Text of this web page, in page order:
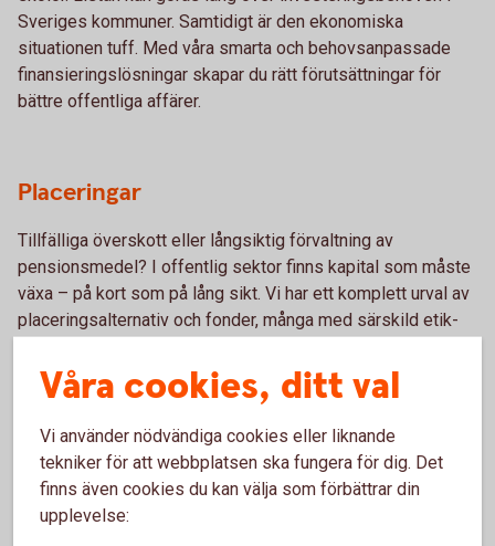
Sveriges kommuner. Samtidigt är den ekonomiska
situationen tuff. Med våra smarta och behovsanpassade
finansieringslösningar skapar du rätt förutsättningar för
bättre offentliga affärer.
Placeringar
Tillfälliga överskott eller långsiktig förvaltning av
pensionsmedel? I offentlig sektor finns kapital som måste
växa – på kort som på lång sikt. Vi har ett komplett urval av
placeringsalternativ och fonder, många med särskild etik-
Betalningar
Lönsamt, effektivt och tryggt. Det finns mycket att tjäna
(både tid och pengar) på att se över kommunens
Våra cookies, ditt val
Vi använder nödvändiga cookies eller liknande
tekniker för att webbplatsen ska fungera för dig. Det
finns även cookies du kan välja som förbättrar din
upplevelse: